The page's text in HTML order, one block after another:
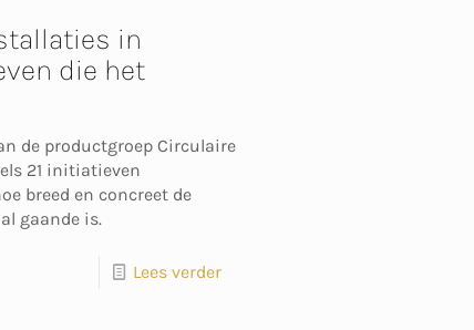
in
die het
de productgroep Circulaire
21 initiatieven
breed en concreet de
gaande is.
Lees verder